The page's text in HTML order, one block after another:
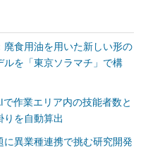
廃食用油を用いた新しい形の
を「東京ソラマチ」で構
作業エリア内の技能者数と
を自動算出
に異業種連携で挑む研究開発